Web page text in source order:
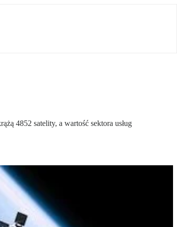
4852 satelity, a wartość sektora usług